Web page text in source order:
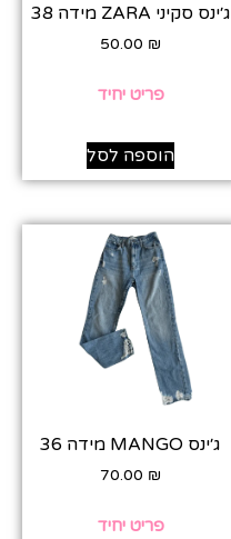
ג׳ינס סקיני ZARA מידה 38
50.00 ₪
פריט יחיד
הוספה לסל
ג׳ינס MANGO מידה 36
70.00 ₪
פריט יחיד